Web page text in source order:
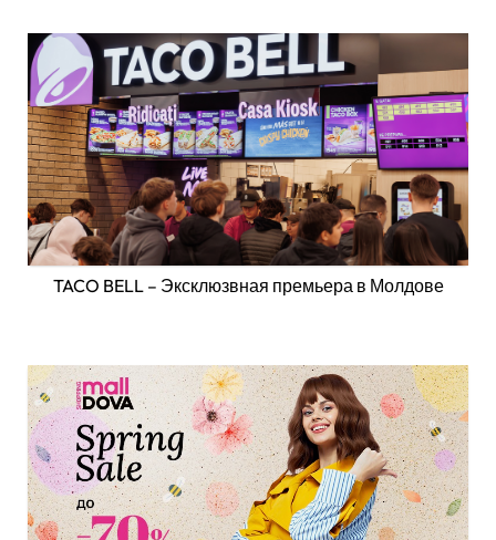
TACO BELL – Эксклюзвная премьера в Молдове